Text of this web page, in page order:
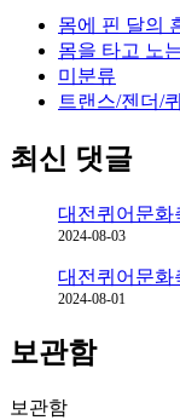
몸에 핀 달의
몸을 타고 노
미분류
트랜스/젠더/
최신 댓글
대전퀴어문화
2024-08-03
대전퀴어문화
2024-08-01
보관함
보관함